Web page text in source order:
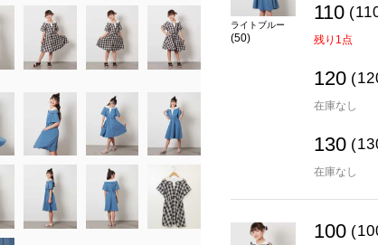
ライトブルー
(50)
110
残り1点
120
在庫なし
130
在庫なし
100